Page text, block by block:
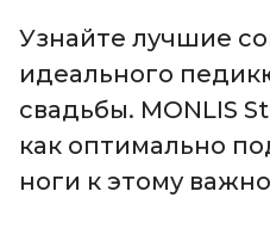
Узнайте лучшие
идеального
свадьбы. MONLIS
как оптимально
ноги к этому